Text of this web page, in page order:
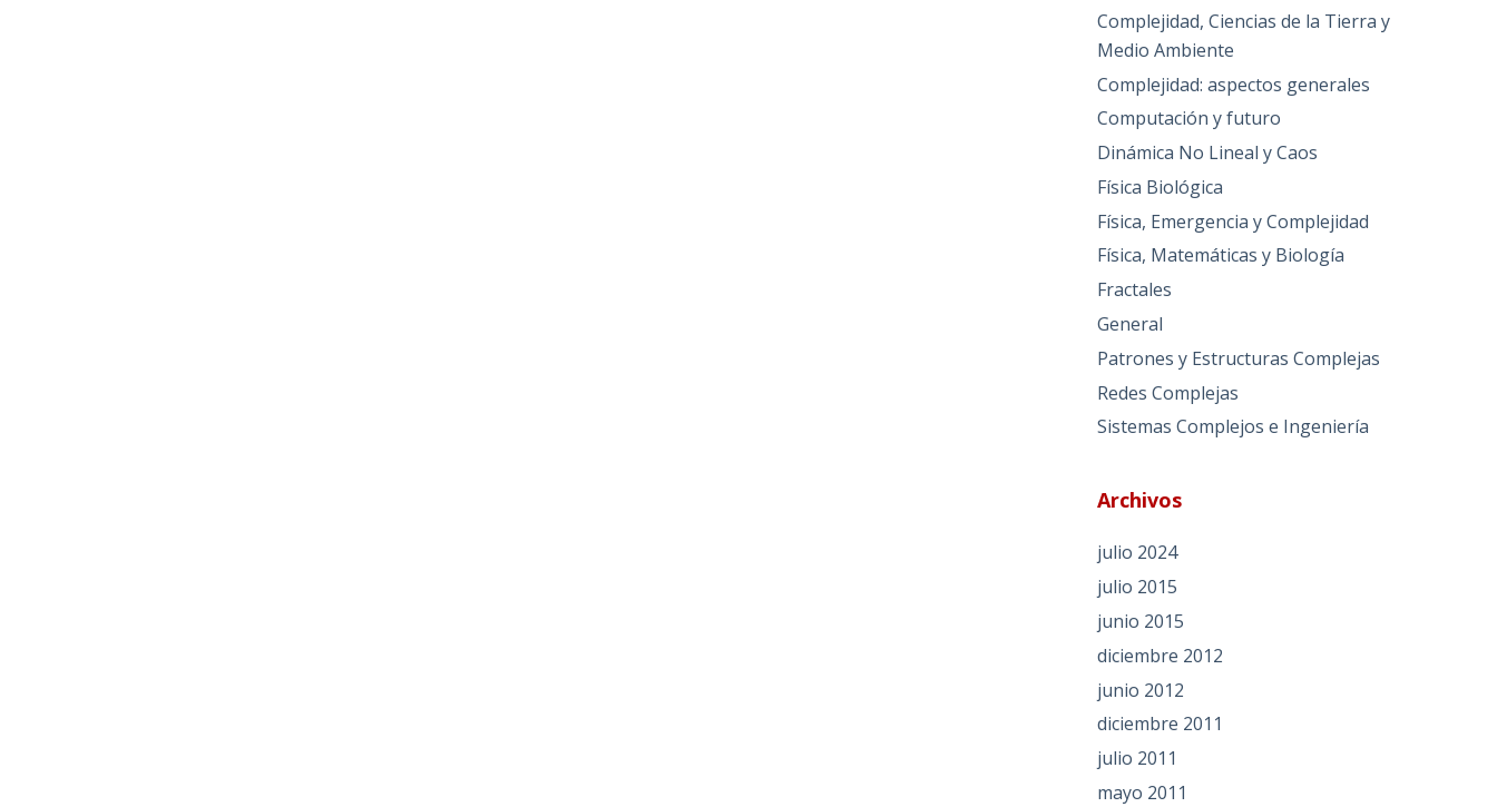
Complejidad, Ciencias de la Tierra y
Medio Ambiente
Complejidad: aspectos generales
Computación y futuro
Dinámica No Lineal y Caos
Física Biológica
Física, Emergencia y Complejidad
Física, Matemáticas y Biología
Fractales
General
Patrones y Estructuras Complejas
Redes Complejas
Sistemas Complejos e Ingeniería
Archivos
julio 2024
julio 2015
junio 2015
diciembre 2012
junio 2012
diciembre 2011
julio 2011
mayo 2011